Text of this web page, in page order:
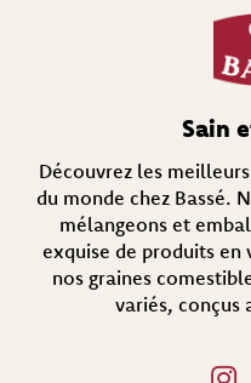
Sain
Découvrez les
du monde chez Bassé.
mélangeons et
exquise de produits en
nos graines
variés, conçus